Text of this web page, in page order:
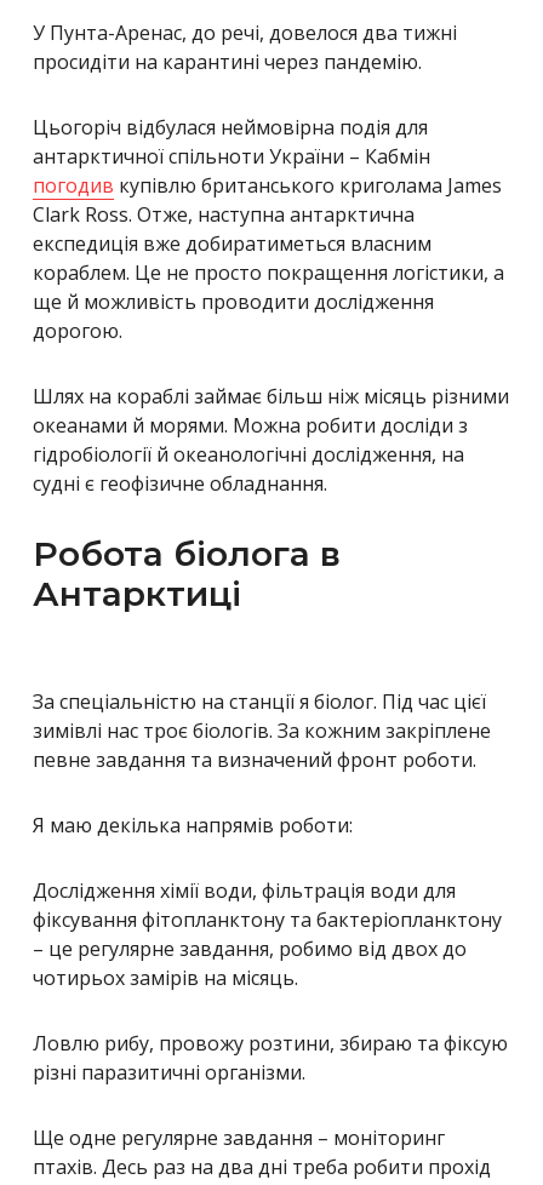
У Пунта-Аренас, до речі, довелося два тижні
просидіти на карантині через пандемію.
Цьогоріч відбулася неймовірна подія для
антарктичної спільноти України – Кабмін
погодив купівлю британського криголама James
Clark Ross. Отже, наступна антарктична
експедиція вже добиратиметься власним
кораблем. Це не просто покращення логістики, а
ще й можливість проводити дослідження
дорогою.
Шлях на кораблі займає більш ніж місяць різними
океанами й морями. Можна робити досліди з
гідробіології й океанологічні дослідження, на
судні є геофізичне обладнання.
Робота біолога в
Антарктиці
За спеціальністю на станції я біолог. Під час цієї
зимівлі нас троє біологів. За кожним закріплене
певне завдання та визначений фронт роботи.
Я маю декілька напрямів роботи:
Дослідження хімії води, фільтрація води для
фіксування фітопланктону та бактеріопланктону
– це регулярне завдання, робимо від двох до
чотирьох замірів на місяць.
Ловлю рибу, провожу розтини, збираю та фіксую
різні паразитичні організми.
Ще одне регулярне завдання – моніторинг
птахів. Десь раз на два дні треба робити прохід